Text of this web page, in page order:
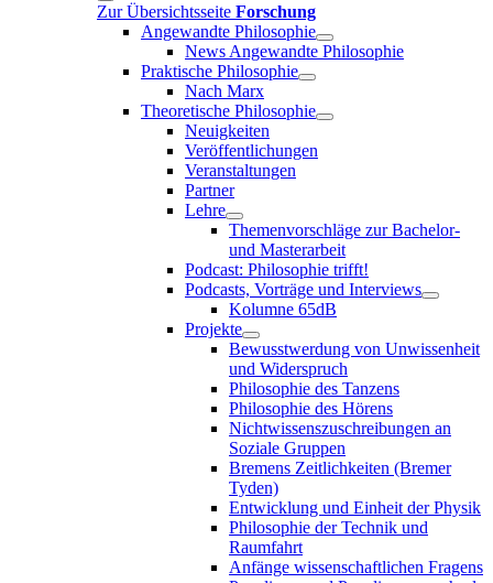
Zur Übersichtsseite Forschung
Angewandte Philosophie
News Angewandte Philosophie
Praktische Philosophie
Nach Marx
Theoretische Philosophie
Neuigkeiten
Veröffentlichungen
Veranstaltungen
Partner
Lehre
Themenvorschläge zur Bachelor-
und Masterarbeit
Podcast: Philosophie trifft!
Podcasts, Vorträge und Interviews
Kolumne 65dB
Projekte
Bewusstwerdung von Unwissenheit
und Widerspruch
Philosophie des Tanzens
Philosophie des Hörens
Nichtwissenszuschreibungen an
Soziale Gruppen
Bremens Zeitlichkeiten (Bremer
Tyden)
Entwicklung und Einheit der Physik
Philosophie der Technik und
Raumfahrt
Anfänge wissenschaftlichen Fragens